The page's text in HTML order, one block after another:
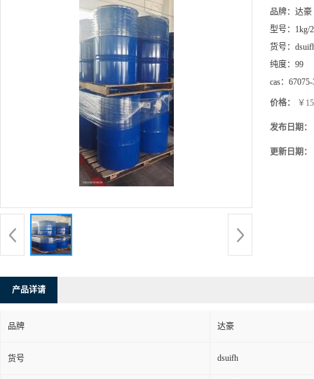
品牌： 达豪
型号： 1kg/
货号：
纯度： 99
cas：
价格： ￥
发布日期：
更新日期：
产品详请
品牌 达豪
货号 dsuifh